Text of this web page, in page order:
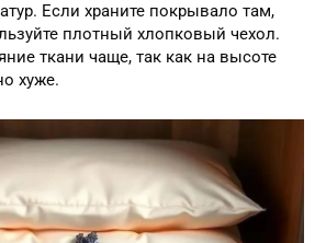
Если храните покрывало там,
плотный хлопковый чехол.
ткани чаще, так как на высоте
хуже.